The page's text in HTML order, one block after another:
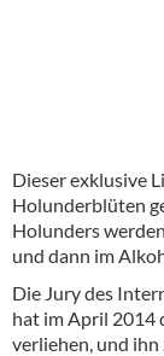
Dieser exklusive
Holunderblüten
Holunders
und dann im
Die Jury des
hat im April 2014
verliehen, und ihn